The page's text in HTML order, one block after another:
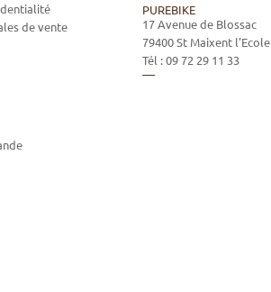
de vente
PUREBIKE
17 Avenue de Blossac
79400St Maixent l'Ecole
Tél :09 72 29 11 33